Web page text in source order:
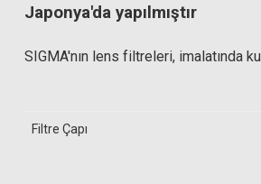
Japonya'da yapılmıştır
SIGMA'nın lens filtreleri, imalatında
Filtre Çapı